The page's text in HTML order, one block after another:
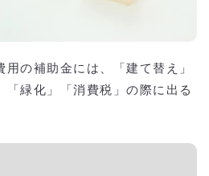
の補助金には、「建て替え」
「緑化」「消費税」の際に出る